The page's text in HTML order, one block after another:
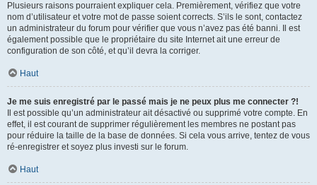
Plusieurs raisons pourraient expliquer cela. Premièrement, vérifiez que votre
nom d’utilisateur et votre mot de passe soient corrects. S’ils le sont, contactez
un administrateur du forum pour vérifier que vous n’avez pas été banni. Il est
également possible que le propriétaire du site Internet ait une erreur de
configuration de son côté, et qu’il devra la corriger.
Haut
Je me suis enregistré par le passé mais je ne peux plus me connecter ?!
Il est possible qu’un administrateur ait désactivé ou supprimé votre compte. En
effet, il est courant de supprimer régulièrement les membres ne postant pas
pour réduire la taille de la base de données. Si cela vous arrive, tentez de vous
ré-enregistrer et soyez plus investi sur le forum.
Haut